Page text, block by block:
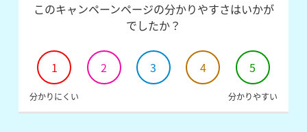
このキャンペーンページの分かりやすさはいかが
でしたか？
1 2 3 4 5
分かりにくい 分かりやすい